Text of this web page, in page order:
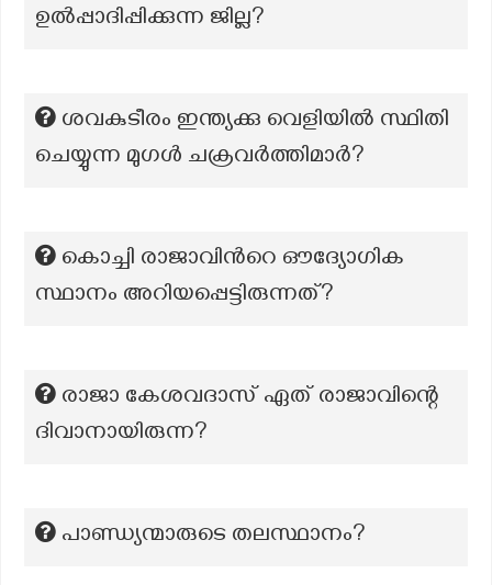
ഉല്‍പ്പാദിപ്പിക്കുന്ന ജില്ല?
ശവകുടീരം ഇന്ത്യക്കു വെളിയിൽ സ്ഥിതി
ചെയ്യുന്ന മുഗൾ ചക്രവർത്തിമാർ?
കൊച്ചി രാജാവിന്‍റെ ഔദ്യോഗിക
സ്ഥാനം അറിയപ്പെട്ടിരുന്നത്?
രാജാ കേശവദാസ് ഏത് രാജാവിന്റെ
ദിവാനായിരുന്ന?
പാണ്ഡ്യന്മാരുടെ തലസ്ഥാനം?